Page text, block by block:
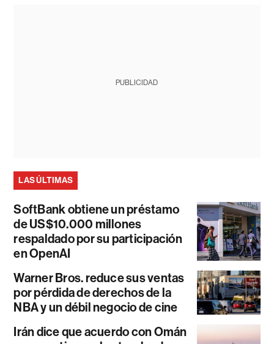
PUBLICIDAD
LAS ÚLTIMAS
SoftBank obtiene un préstamo
de US$10.000 millones
respaldado por su participación
en OpenAI
Warner Bros. reduce sus ventas
por pérdida de derechos de la
NBA y un débil negocio de cine
Irán dice que acuerdo con Omán